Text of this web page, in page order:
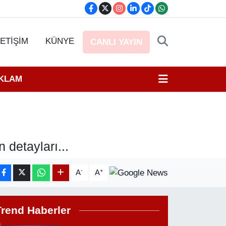
KÜNYE CANLI YAYIN
detayları...
A- A+
Haberler